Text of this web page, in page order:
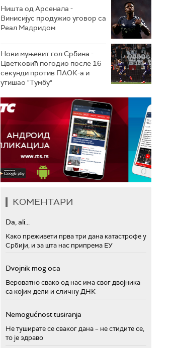
Ништа од Арсенала -
Винисијус продужио уговор са
Реал Мадридом
Нови муњевит гол Србина -
Цветковић погодио после 16
секунди против ПАОК-а и
утишао "Тумбу"
КОМЕНТАРИ
Da, ali...
Како преживети прва три дана катастрофе у
Србији, и за шта нас припрема ЕУ
Dvojnik mog oca
Вероватно свако од нас има свог двојника
са којим дели и сличну ДНК
Nemogućnost tusiranja
Не туширате се сваког дана – не стидите се,
то је здраво